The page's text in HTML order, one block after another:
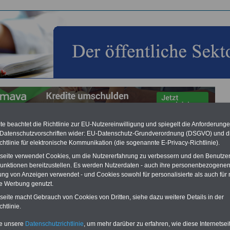
Sektor in Deutschland
(BAlimentG)
Nachzahlung für alle Beamtinnen und Beamten des Bundes wegen
Alimentation
zufolge erhalten die Bundesbeamten
bisher nicht verassungskonformer Alimentation. Die
können erwartet werden von Beamtinnen & Beamte beim Bund -
& Versorgunghempfänger. Ebenso können die Beamten der Bahn,
und Beamte auf Nachzahlungen hoffen können, u.a. in Berlin und
beachtet die Richtlinie zur EU-Nutzereinwilligung und spiegelt die
wider: EU-Datenschutz-Grundverordnung (DSGVO) und
für elektronische Kommunikation (die sogenannte E-Privacy-Richtlinie).
verwendet Cookies, um die Nutzererfahrung zu verbessern und den
bereitzustellen. Es werden Nutzerdaten - auch ihre
von Anzeigen verwendet - und Cookies sowohl für personalisierte als auch für
Werbung genutzt.
macht Gebrauch von Cookies von Dritten, siehe dazu weitere Details in der
unsere Datenschutzrichtlinie, um mehr darüber zu erfahren, wie diese